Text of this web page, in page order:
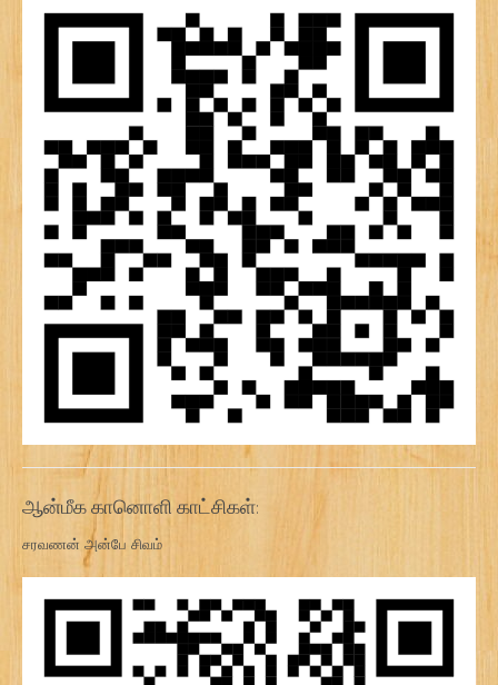
ஆன்மீக கானொளி காட்சிகள்:
சரவணன் அன்பே சிவம்